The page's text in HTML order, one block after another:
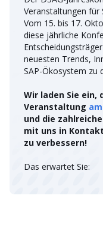
Veranstaltungen für
Vom 15. bis 17.
diese jährliche
neuesten Trends,
SAP-Ökosystem zu
Wir laden Sie ein,
Veranstaltung
und die
mit uns in
zu verbessern!
Das erwartet Sie: